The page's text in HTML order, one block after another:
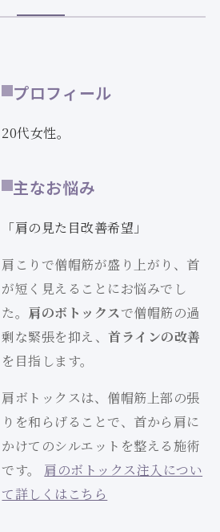
プロフィール
20代女性。
主なお悩み
「肩の見た目改善希望」
肩こりで僧帽筋が盛り上がり、首
が短く見えることにお悩みでし
た。 肩のボトックスで僧帽筋の過
剰な緊張を抑え、首ラインの改善
を目指します。
肩ボトックスは、僧帽筋上部の張
りを和らげることで、首から肩に
かけてのシルエットを整える施術
です。 肩のボトックス注入につい
て詳しくはこちら